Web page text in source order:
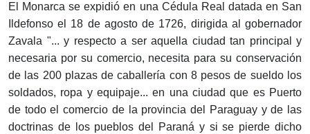
El Monarca se expidió en una Cédula Real datada en San
Ildefonso el 18 de agosto de 1726, dirigida al gobernador
Zavala "... y respecto a ser aquella ciudad tan principal y
necesaria por su comercio, necesita para su conservación
de las 200 plazas de caballería con 8 pesos de sueldo los
soldados, ropa y equipaje... en una ciudad que es Puerto
de todo el comercio de la provincia del Paraguay y de las
doctrinas de los pueblos del Paraná y si se pierde dicho